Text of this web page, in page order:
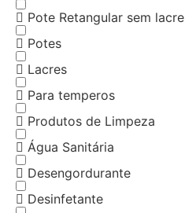
Pote Retangular sem lacre
Potes
Lacres
Para temperos
Produtos de Limpeza
Água Sanitária
Desengordurante
Desinfetante